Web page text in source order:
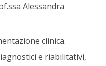
Alessandra
clinica.
e riabilitativi,